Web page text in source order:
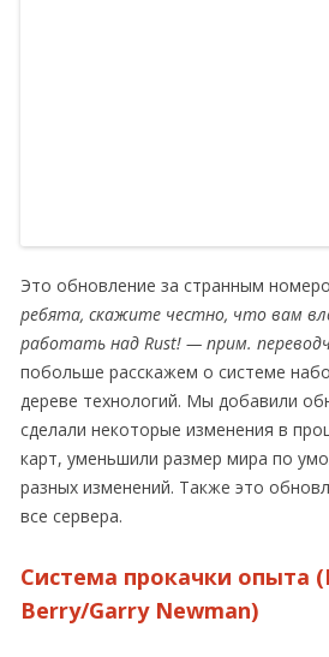
Это обновление за странным
ребята, скажите честно, что вам
работать над Rust! — прим.
побольше расскажем о системе
дереве технологий. Мы добавили
сделали некоторые изменения в
карт, уменьшили размер мира по
разных изменений. Также это
все сервера.
Система прокачки опыта
Berry/Garry Newman)